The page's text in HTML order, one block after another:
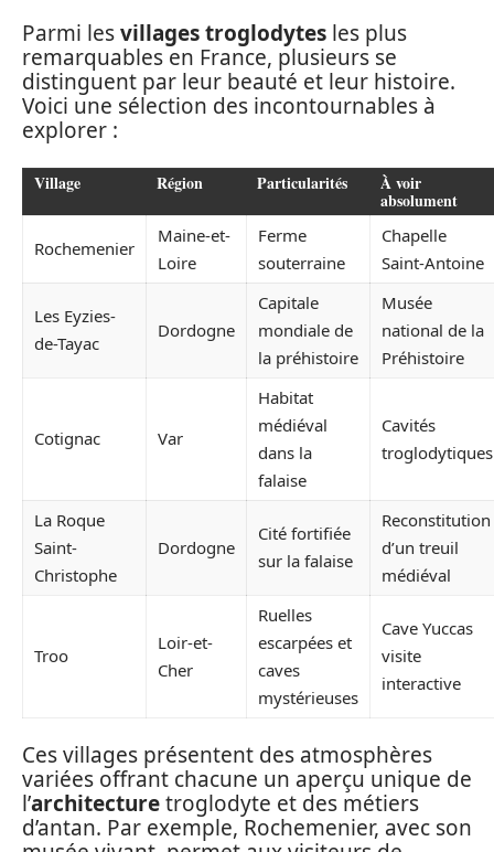
Parmi lesvillages troglodytes les plus
remarquables en France, plusieurs se
distinguent par leur beauté et leur histoire.
Voici une sélection des incontournables à
explorer :
Village Région Particularités À voir
absolument
Rochemenier
Maine-et-
Loire
Ferme
souterraine
Chapelle
Saint-Antoine
Les Eyzies-
de-Tayac
Dordogne
Capitale
mondiale de
la préhistoire
Musée
national de la
Préhistoire
Cotignac Var
Habitat
médiéval
dans la
falaise
Cavités
troglodytiques
La Roque
Saint-
Christophe
Dordogne
Cité fortifiée
sur la falaise
Reconstitution
d’un treuil
médiéval
Troo
Loir-et-
Cher
Ruelles
escarpées et
caves
mystérieuses
Cave Yuccas
visite
interactive
Ces villages présentent des atmosphères
variées offrant chacune un aperçu unique de
l’architecturetroglodyte et des métiers
d’antan. Par exemple, Rochemenier, avec son